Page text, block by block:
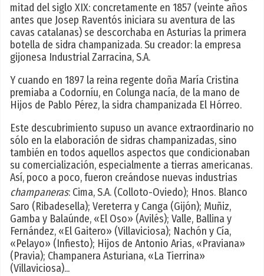
mitad del siglo XIX: concretamente en 1857 (veinte años
antes que Josep Raventós iniciara su aventura de las
cavas catalanas) se descorchaba en Asturias la primera
botella de sidra champanizada. Su creador: la empresa
gijonesa Industrial Zarracina, S.A.
Y cuando en 1897 la reina regente doña María Cristina
premiaba a Codorníu, en Colunga nacía, de la mano de
Hijos de Pablo Pérez, la sidra champanizada El Hórreo.
Este descubrimiento supuso un avance extraordinario no
sólo en la elaboración de sidras champanizadas, sino
también en todos aquellos aspectos que condicionaban
su comercialización, especialmente a tierras americanas.
Así, poco a poco, fueron creándose nuevas industrias
champaneras: Cima, S.A. (Colloto-Oviedo); Hnos. Blanco
Saro (Ribadesella); Vereterra y Canga (Gijón); Muñiz,
Gamba y Balaúnde, «El Oso» (Avilés); Valle, Ballina y
Fernández, «El Gaitero» (Villaviciosa); Nachón y Cía,
«Pelayo» (Infiesto); Hijos de Antonio Arias, «Praviana»
(Pravia); Champanera Asturiana, «La Tierrina»
(Villaviciosa)...